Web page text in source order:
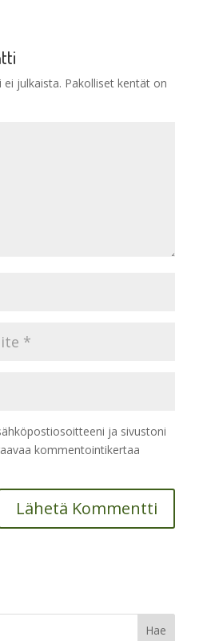
julkaista. Pakolliset kentät on
ja sivustoni
kommentointikertaa